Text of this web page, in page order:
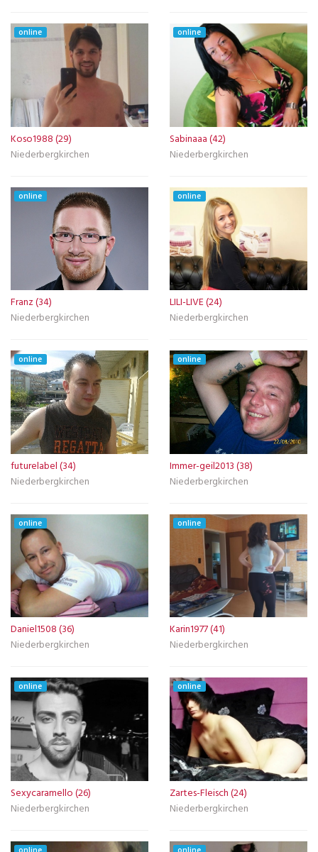
online
Koso1988 (29)
Niederbergkirchen
online
Sabinaaa (42)
Niederbergkirchen
online
Franz (34)
Niederbergkirchen
online
LILI-LIVE (24)
Niederbergkirchen
online
futurelabel (34)
Niederbergkirchen
online
Immer-geil2013 (38)
Niederbergkirchen
online
Daniel1508 (36)
Niederbergkirchen
online
Karin1977 (41)
Niederbergkirchen
online
Sexycaramello (26)
Niederbergkirchen
online
Zartes-Fleisch (24)
Niederbergkirchen
online online